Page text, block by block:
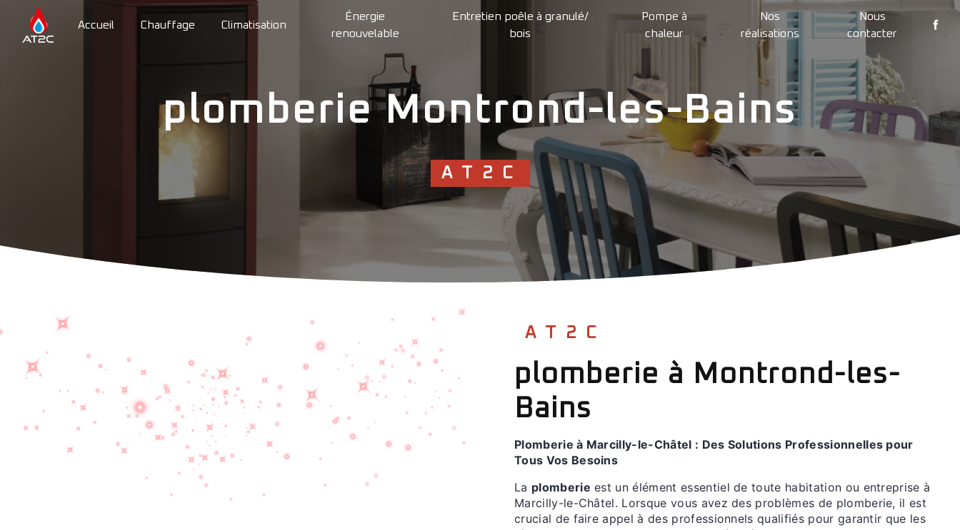
Accueil Chauffage Climatisation
Énergie
renouvelable
Entretien poêle à granulé/
bois
Pompe à
chaleur
Nos
réalisations
Nous
contacter
plomberie Montrond-les-Bains
AT2C
AT2C
plomberie à Montrond-les-
Bains
Plomberie à Marcilly-le-Châtel : Des Solutions Professionnelles pour
Tous Vos Besoins
La plomberie est un élément essentiel de toute habitation ou entreprise à
Marcilly-le-Châtel. Lorsque vous avez des problèmes de plomberie, il est
crucial de faire appel à des professionnels qualifiés pour garantir que les
Panneau de gestion des cookies